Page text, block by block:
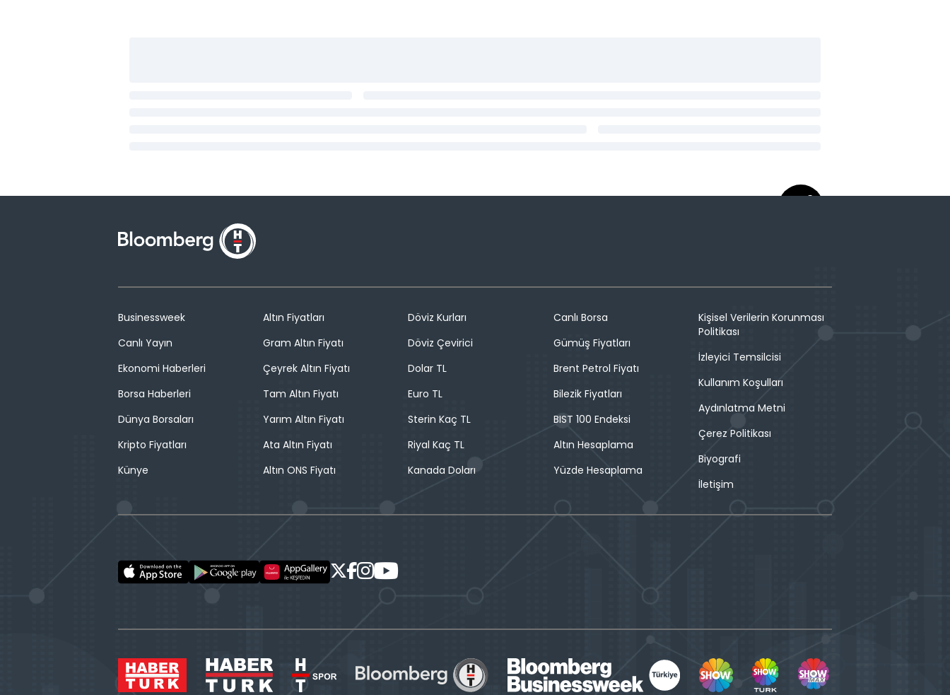
Businessweek
Canlı Yayın
Ekonomi Haberleri
Borsa Haberleri
Dünya Borsaları
Kripto Fiyatları
Künye
Altın Fiyatları
Gram Altın Fiyatı
Çeyrek Altın Fiyatı
Tam Altın Fiyatı
Yarım Altın Fiyatı
Ata Altın Fiyatı
Altın ONS Fiyatı
Döviz Kurları
Döviz Çevirici
Dolar TL
Euro TL
Sterin Kaç TL
Riyal Kaç TL
Kanada Doları
Canlı Borsa
Gümüş Fiyatları
Brent Petrol Fiyatı
Bilezik Fiyatları
BIST 100 Endeksi
Altın Hesaplama
Yüzde Hesaplama
Kişisel Verilerin Korunması
Politikası
İzleyici Temsilcisi
Kullanım Koşulları
Aydınlatma Metni
Çerez Politikası
Biyografi
İletişim